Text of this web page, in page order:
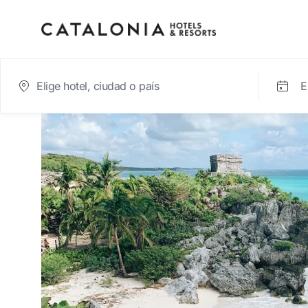
Inicia sesión en tu
Iniciar sesión
¿Olvidaste tu contraseña?
o usa una de estas opciones